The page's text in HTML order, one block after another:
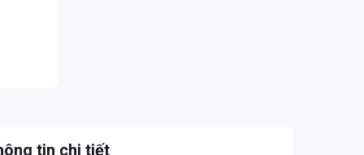
tin chi tiết